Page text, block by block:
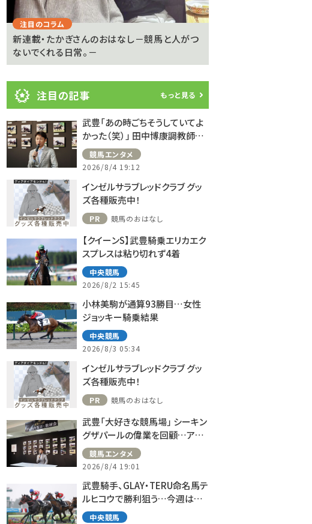
注目のコラム
新連載・たかぎさんのおはなし－競馬と人がつ
ないでくれる日常。－
注目の記事 もっと見る
武豊「あの時ごちそうしていてよ
かった（笑）」 田中博康調教師と
のフランスでの思い出を語る
競馬エンタメ
2026/8/4 19:12
インゼルサラブレッドクラブ グッ
ズ各種販売中！
PR 競馬のおはなし
【クイーンS】武豊騎乗エリカエク
スプレスは粘り切れず4着
中央競馬
2026/8/2 15:45
小林美駒が通算93勝目…女性
ジョッキー騎乗結果
中央競馬
2026/8/3 05:34
インゼルサラブレッドクラブ グッ
ズ各種販売中！
PR 競馬のおはなし
武豊「大好きな競馬場」 シーキン
グザパールの偉業を回顧…アス
コット、ドーヴィルへの思い語る
競馬エンタメ
2026/8/4 19:01
武豊騎手、GLAY・TERU命名馬テ
ルヒコウで勝利狙う…今週は札
幌で10鞍
中央競馬